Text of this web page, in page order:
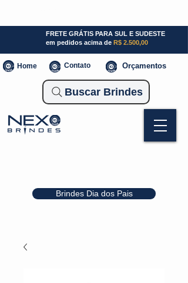
Brindes Dia dos Pais
FRETE GRÁTIS PARA SUL E SUDESTE
em pedidos acima de R$ 2.500,00
Home Contato Orçamentos
Buscar Brindes